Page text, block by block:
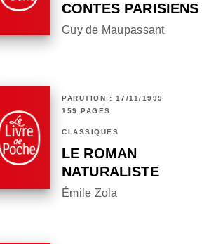
CONTES PARISIENS
Guy de Maupassant
PARUTION : 17/11/1999
159 PAGES
CLASSIQUES
LE ROMAN
NATURALISTE
Émile Zola